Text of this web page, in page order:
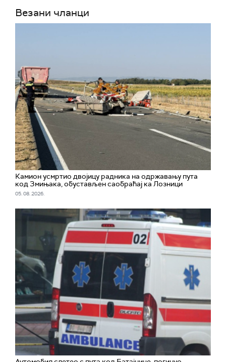
Везани чланци
Камион усмртио двојицу радника на одржавању пута
код Змињака, обустављен саобраћај ка Лозници
05. 08. 2026.